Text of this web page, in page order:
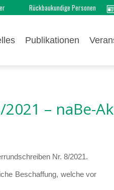
Rückbaukundige Personen
Publikationen
– naBe-
Nr. 8/2021.
Beschaffung, welche vor